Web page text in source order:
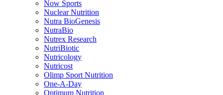
Now Sports
Nuclear Nutrition
Nutra BioGenesis
NutraBio
Nutrex Research
NutriBiotic
Nutricology
Nutricost
Olimp Sport Nutrition
One-A-Day
Optimum Nutrition